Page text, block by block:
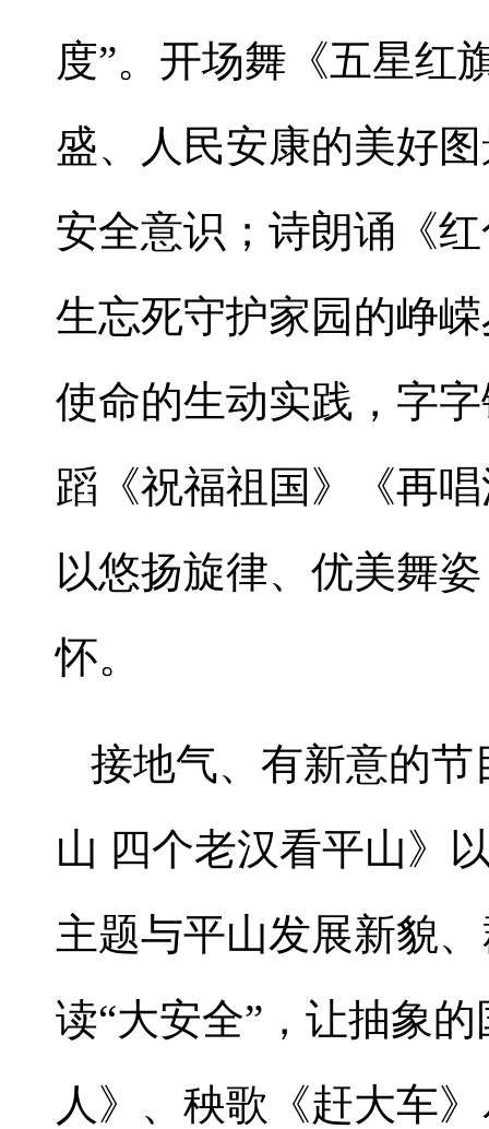
度”。开场舞《五星红
盛、人民安康的美好
安全意识；诗朗诵《
生忘死守护家园的峥
使命的生动实践，字
蹈《祝福祖国》《再
以悠扬旋律、优美舞
怀。
接地气、有新意的
山 四个老汉看平山》
主题与平山发展新貌
读“大安全”，让抽象
人》、秧歌《赶大车